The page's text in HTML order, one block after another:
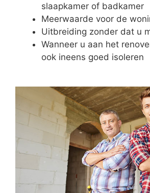
slaapkamer of badkamer
Meerwaarde voor de
Uitbreiding zonder dat u
Wanneer u aan het
ook ineens goed isoleren